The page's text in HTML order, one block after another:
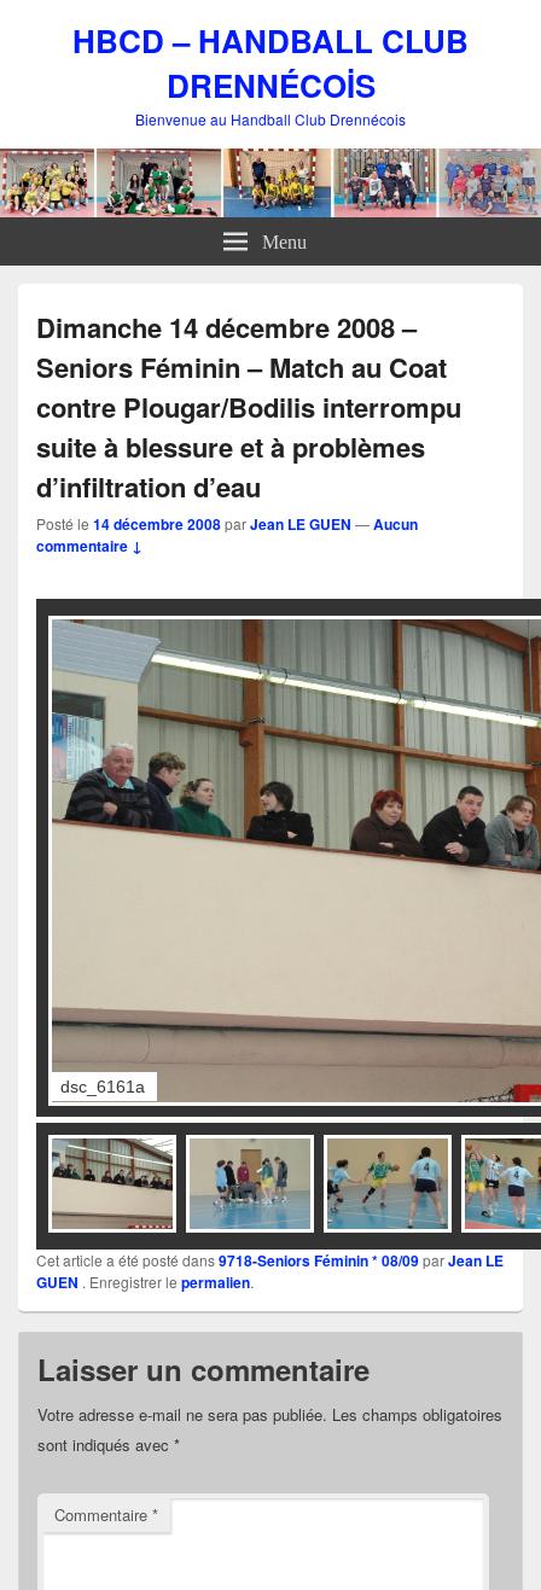
HBCD – HANDBALL CLUB
DRENNÉCOİS
Bienvenue au Handball Club Drennécois
Menu
Dimanche 14 décembre 2008 –
Seniors Féminin – Match au Coat
contre Plougar/Bodilis interrompu
suite à blessure et à problèmes
d’infiltration d’eau
Posté le 14 décembre 2008parJean LE GUEN —Aucun
commentaire ↓
Cet article a été posté dans9718-Seniors Féminin * 08/09parJean LE
GUEN . Enregistrer le permalien.
Laisser un commentaire
Votre adresse e-mail ne sera pas publiée. Les champs obligatoires
sont indiqués avec *
Commentaire *